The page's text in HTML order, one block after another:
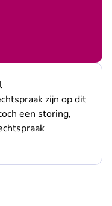
zijn op dit
een storing,